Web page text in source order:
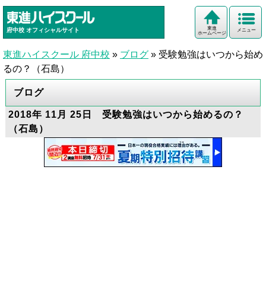
府中校 オフィシャルサイト メニュー
東進
ホームページ
東進ハイスクール 府中校 » ブログ » 受験勉強はいつから始め
るの？（石島）
ブログ
2018年 11月 25日 受験勉強はいつから始めるの？
（石島）